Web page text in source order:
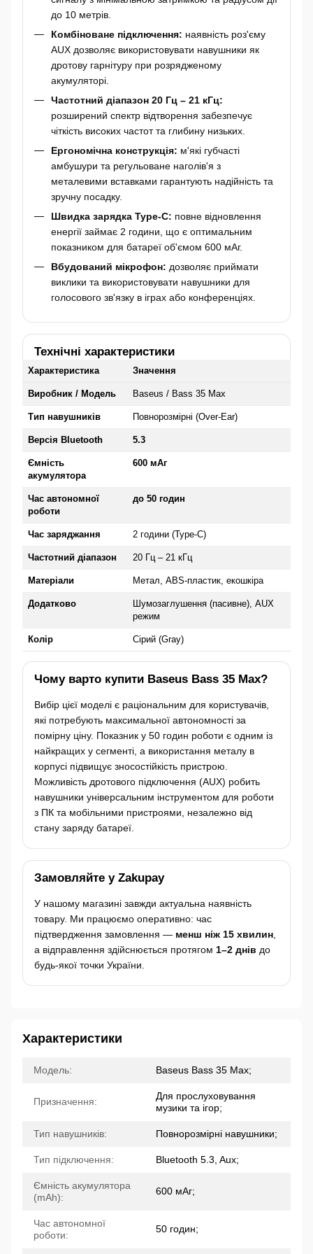
до 10 метрів.
Комбіноване підключення: наявність роз'єму
AUX дозволяє використовувати навушники як
дротову гарнітуру при розрядженому
акумуляторі.
Частотний діапазон 20 Гц – 21 кГц:
розширений спектр відтворення забезпечує
чіткість високих частот та глибину низьких.
Ергономічна конструкція: м'які губчасті
амбушури та регульоване наголів'я з
металевими вставками гарантують надійність та
зручну посадку.
Швидка зарядка Type-C: повне відновлення
енергії займає 2 години, що є оптимальним
показником для батареї об'ємом 600 мАг.
Вбудований мікрофон: дозволяє приймати
виклики та використовувати навушники для
голосового зв'язку в іграх або конференціях.
Технічні характеристики
Характеристика Значення
Виробник / Модель Baseus / Bass 35 Max
Тип навушників Повнорозмірні (Over-Ear)
Версія Bluetooth 5.3
Ємність
акумулятора
600 мАг
Час автономної
роботи
до 50 годин
Час заряджання 2 години (Type-C)
Частотний діапазон 20 Гц – 21 кГц
Матеріали Метал, ABS-пластик, екошкіра
Додатково
Шумозаглушення (пасивне), AUX
режим
Колір Сірий (Gray)
Чому варто купити Baseus Bass 35 Max?
Вибір цієї моделі є раціональним для користувачів,
які потребують максимальної автономності за
помірну ціну. Показник у 50 годин роботи є одним із
найкращих у сегменті, а використання металу в
корпусі підвищує зносостійкість пристрою.
Можливість дротового підключення (AUX) робить
навушники універсальним інструментом для роботи
з ПК та мобільними пристроями, незалежно від
стану заряду батареї.
Замовляйте у Zakupay
У нашому магазині завжди актуальна наявність
товару. Ми працюємо оперативно: час
підтвердження замовлення — менш ніж 15 хвилин
а відправлення здійснюється протягом 1–2 днів до
будь-якої точки України.
Характеристики
Модель: Baseus Bass 35 Max;
Призначення:
Для прослуховування
музики та ігор;
Тип навушників: Повнорозмірні навушники;
Тип підключення: Bluetooth 5.3, Aux;
Ємність акумулятора
(mAh):
600 мАг;
Час автономної
роботи:
50 годин;